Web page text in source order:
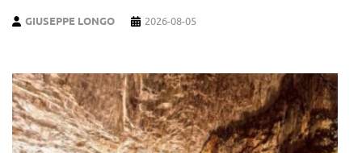
GIUSEPPE LONGO 2026-08-05